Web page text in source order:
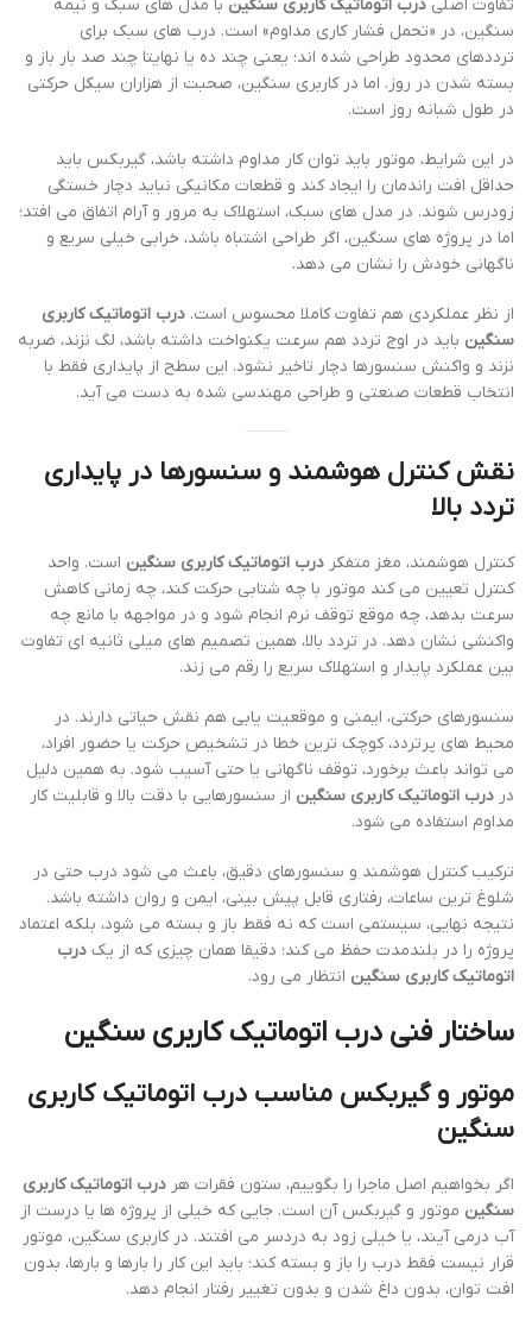
تفاوت اصلی درب اتوماتیک کاربری سنگین با مدل های سبک و نیمه
سنگین، در «تحمل فشار کاری مداوم» است. درب های سبک برای
ترددهای محدود طراحی شده اند؛ یعنی چند ده یا نهایتا چند صد بار باز و
بسته شدن در روز. اما در کاربری سنگین، صحبت از هزاران سیکل حرکتی
در طول شبانه روز است.
در این شرایط، موتور باید توان کار مداوم داشته باشد، گیربکس باید
حداقل افت راندمان را ایجاد کند و قطعات مکانیکی نباید دچار خستگی
زودرس شوند. در مدل های سبک، استهلاک به مرور و آرام اتفاق می افتد؛
اما در پروژه های سنگین، اگر طراحی اشتباه باشد، خرابی خیلی سریع و
ناگهانی خودش را نشان می دهد.
از نظر عملکردی هم تفاوت کاملا محسوس است. درب اتوماتیک کاربری
سنگین باید در اوج تردد هم سرعت یکنواخت داشته باشد، لگ نزند، ضربه
نزند و واکنش سنسورها دچار تاخیر نشود. این سطح از پایداری فقط با
انتخاب قطعات صنعتی و طراحی مهندسی شده به دست می آید.
نقش کنترل هوشمند و سنسورها در پایداری
تردد بالا
کنترل هوشمند، مغز متفکر درب اتوماتیک کاربری سنگین است. واحد
کنترل تعیین می کند موتور با چه شتابی حرکت کند، چه زمانی کاهش
سرعت بدهد، چه موقع توقف نرم انجام شود و در مواجهه با مانع چه
واکنشی نشان دهد. در تردد بالا، همین تصمیم های میلی ثانیه ای تفاوت
بین عملکرد پایدار و استهلاک سریع را رقم می زند.
سنسورهای حرکتی، ایمنی و موقعیت یابی هم نقش حیاتی دارند. در
محیط های پرتردد، کوچک ترین خطا در تشخیص حرکت یا حضور افراد،
می تواند باعث برخورد، توقف ناگهانی یا حتی آسیب شود. به همین دلیل
در درب اتوماتیک کاربری سنگین از سنسورهایی با دقت بالا و قابلیت کار
مداوم استفاده می شود.
ترکیب کنترل هوشمند و سنسورهای دقیق، باعث می شود درب حتی در
شلوغ ترین ساعات، رفتاری قابل پیش بینی، ایمن و روان داشته باشد.
نتیجه نهایی، سیستمی است که نه فقط باز و بسته می شود، بلکه اعتماد
پروژه را در بلندمدت حفظ می کند؛ دقیقا همان چیزی که از یک درب
اتوماتیک کاربری سنگین انتظار می رود.
ساختار فنی درب اتوماتیک کاربری سنگین
موتور و گیربکس مناسب درب اتوماتیک کاربری
سنگین
اگر بخواهیم اصل ماجرا را بگوییم، ستون فقرات هر درب اتوماتیک کاربری
سنگین موتور و گیربکس آن است. جایی که خیلی از پروژه ها یا درست از
آب درمی آیند، یا خیلی زود به دردسر می افتند. در کاربری سنگین، موتور
قرار نیست فقط درب را باز و بسته کند؛ باید این کار را بارها و بارها، بدون
افت توان، بدون داغ شدن و بدون تغییر رفتار انجام دهد.